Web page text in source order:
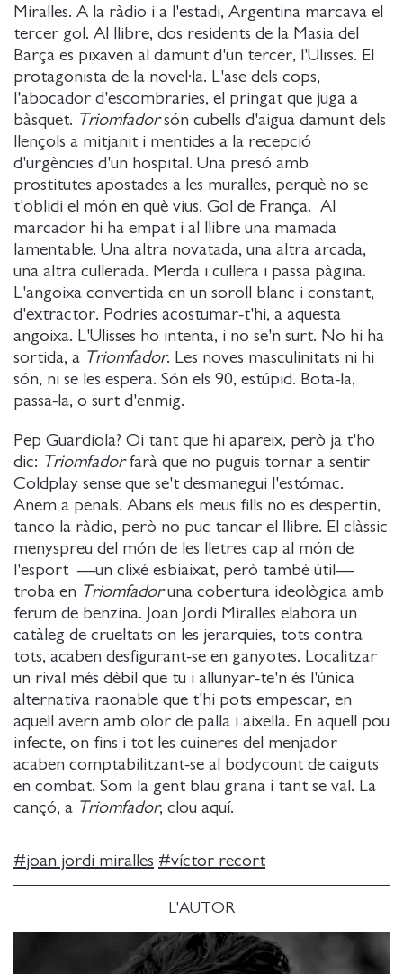
Miralles. A la ràdio i a l'estadi, Argentina marcava el
tercer gol. Al llibre, dos residents de la Masia del
Barça es pixaven al damunt d'un tercer, l'Ulisses. El
protagonista de la novel·la. L'ase dels cops,
l'abocador d'escombraries, el pringat que juga a
bàsquet. Triomfadorsón cubells d'aigua damunt dels
llençols a mitjanit i mentides a la recepció
d'urgències d'un hospital. Una presó amb
prostitutes apostades a les muralles, perquè no se
t'oblidi el món en què vius. Gol de França. Al
marcador hi ha empat i al llibre una mamada
lamentable. Una altra novatada, una altra arcada,
una altra cullerada. Merda i cullera i passa pàgina.
L'angoixa convertida en un soroll blanc i constant,
d'extractor. Podries acostumar-t'hi, a aquesta
angoixa. L'Ulisses ho intenta, i no se'n surt. No hi ha
sortida, a Triomfador. Les noves masculinitats ni hi
són, ni se les espera. Són els 90, estúpid. Bota-la,
passa-la, o surt d'enmig.
Pep Guardiola? Oi tant que hi apareix, però ja t'ho
dic: Triomfadorfarà que no puguis tornar a sentir
Coldplay sense que se't desmanegui l'estómac.
Anem a penals. Abans els meus fills no es despertin,
tanco la ràdio, però no puc tancar el llibre. El clàssic
menyspreu del món de les lletres cap al món de
l'esport —un clixé esbiaixat, però també útil—
troba en Triomfadoruna cobertura ideològica amb
ferum de benzina. Joan Jordi Miralles elabora un
catàleg de crueltats on les jerarquies, tots contra
tots, acaben desfigurant-se en ganyotes. Localitzar
un rival més dèbil que tu i allunyar-te'n és l'única
alternativa raonable que t'hi pots empescar, en
aquell avern amb olor de palla i aixella. En aquell pou
infecte, on fins i tot les cuineres del menjador
acaben comptabilitzant-se al bodycount de caiguts
en combat. Som la gent blau grana i tant se val. La
cançó, a Triomfador, clou aquí.
#joan jordi miralles #víctor recort
L'AUTOR